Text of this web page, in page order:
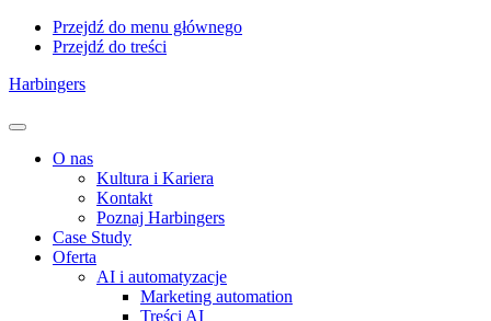
Przejdź do menu głównego
Przejdź do treści
Harbingers
Menu
O nas
Kultura i Kariera
Kontakt
Poznaj Harbingers
Case Study
Oferta
AI i automatyzacje
Marketing automation
Treści AI